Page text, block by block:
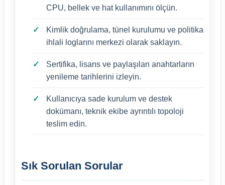
CPU, bellek ve hat kullanımını ölçün.
Kimlik doğrulama, tünel kurulumu ve politika
ihlali loglarını merkezi olarak saklayın.
Sertifika, lisans ve paylaşılan anahtarların
yenileme tarihlerini izleyin.
Kullanıcıya sade kurulum ve destek
dokümanı, teknik ekibe ayrıntılı topoloji
teslim edin.
Sık Sorulan Sorular